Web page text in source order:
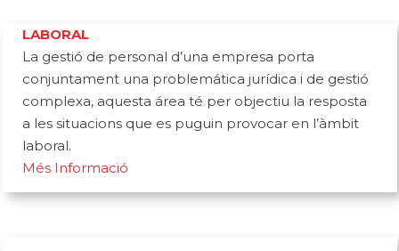
LABORAL
La gestió de personal d’una empresa porta
conjuntament una problemática jurídica i de gestió
complexa, aquesta área té per objectiu la resposta
a les situacions que es puguin provocar en l’àmbit
laboral.
Més Informació